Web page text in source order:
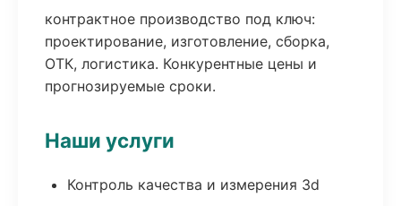
контрактное производство под ключ:
проектирование, изготовление, сборка,
ОТК, логистика. Конкурентные цены и
прогнозируемые сроки.
Наши услуги
Контроль качества и измерения 3d